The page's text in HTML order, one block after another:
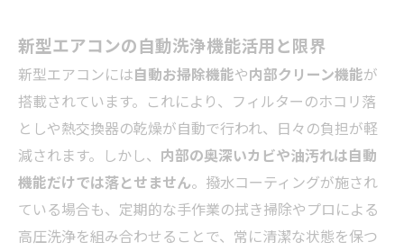
新型エアコンの自動洗浄機能活用と限界
新型エアコンには自動お掃除機能や内部クリーン機能が
搭載されています。これにより、フィルターのホコリ落
としや熱交換器の乾燥が自動で行われ、日々の負担が軽
減されます。しかし、 内部の奥深いカビや油汚れは自動
機能だけでは落とせません。撥水コーティングが施され
ている場合も、定期的な手作業の拭き掃除やプロによる
高圧洗浄を組み合わせることで、常に清潔な状態を保つ